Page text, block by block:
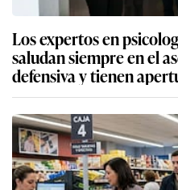
Los expertos en
saludan siempre en el
defensiva y tienen